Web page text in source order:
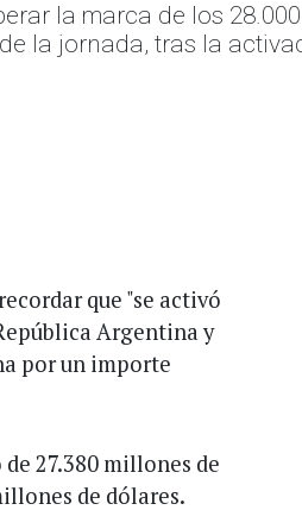
la marca de los
la jornada, tras la
que "se activó
Argentina y
por un importe
27.380 millones de
de dólares.